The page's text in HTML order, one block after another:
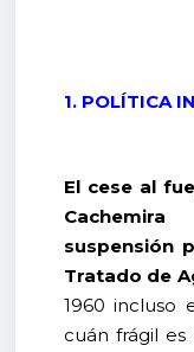
1. POLÍTICA
El cese al
suspensión
Tratado de
1960 incluso
cuán frágil